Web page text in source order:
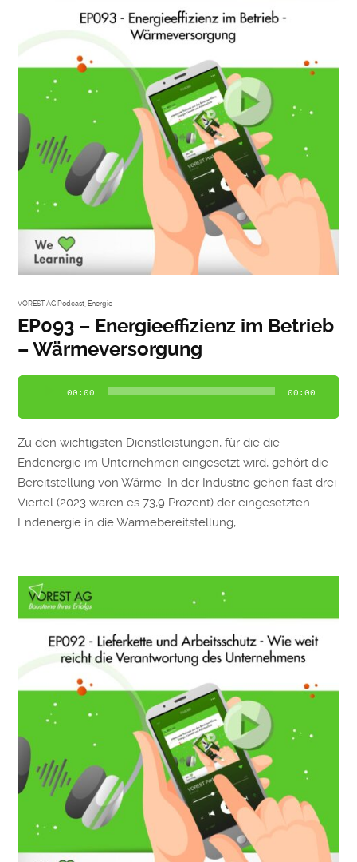
VOREST AG Podcast ,Energie
EP093 – Energieeffizienz im Betrieb
– Wärmeversorgung
Audio-
00:00 00:00
Zu den wichtigsten Dienstleistungen, für die die
Endenergie im Unternehmen eingesetzt wird, gehört die
Bereitstellung von Wärme. In der Industrie gehen fast drei
Viertel (2023 waren es 73,9 Prozent) der eingesetzten
Endenergie in die Wärmebereitstellung,…